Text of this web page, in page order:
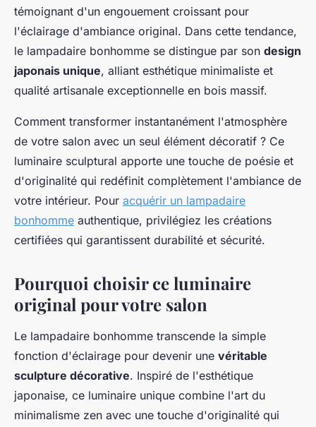
témoignant d'un engouement croissant pour
l'éclairage d'ambiance original. Dans cette tendance,
le lampadaire bonhomme se distingue par son design
japonais unique, alliant esthétique minimaliste et
qualité artisanale exceptionnelle en bois massif.
Comment transformer instantanément l'atmosphère
de votre salon avec un seul élément décoratif ? Ce
luminaire sculptural apporte une touche de poésie et
d'originalité qui redéfinit complètement l'ambiance de
votre intérieur. Pour acquérir un lampadaire
bonhomme authentique, privilégiez les créations
certifiées qui garantissent durabilité et sécurité.
Pourquoi choisir ce luminaire
original pour votre salon
Le lampadaire bonhomme transcende la simple
fonction d'éclairage pour devenir une véritable
sculpture décorative. Inspiré de l'esthétique
japonaise, ce luminaire unique combine l'art du
minimalisme zen avec une touche d'originalité qui